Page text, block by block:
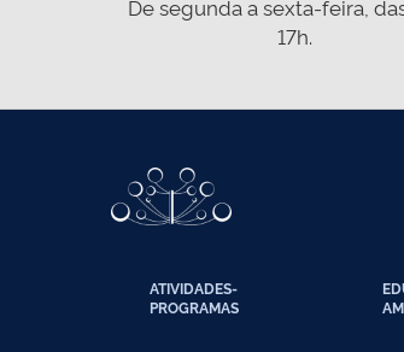
De segunda a sexta-feira,
17h.
ATIVIDADES-
PROGRAMAS